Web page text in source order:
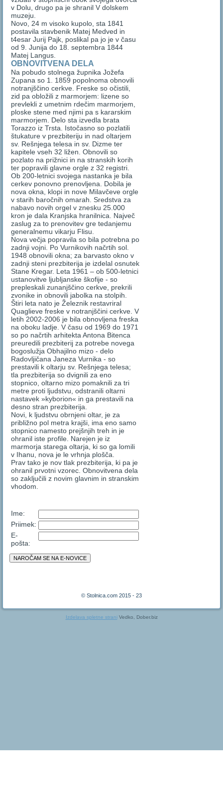
v Dolu, drugo pa je shranil V dolskem
muzeju.
Novo, 24 m visoko kupolo, sta 1841
postavila stavbenik Matej Medved in
t4esar Jurij Pajk, poslikal pa jo je v času
od 9. Junija do 18. septembra 1844
Matej Langus.
OBNOVITVENA DELA
Na pobudo stolnega župnika Jožefa
Zupana so 1. 1859 popolnoma obnovili
notranjščino cerkve. Freske so očistili,
zid pa obložili z marmorjem: lizene so
prevlekli z umetnim rdečim marmorjem,
ploske stene med njimi pa s kararskim
marmorjem. Delo sta izvedla brata
Torazzo iz Trsta. Istočasno so pozlatili
štukature v prezbiteriju in nad oltarjem
sv. Rešnjega telesa in sv. Dizme ter
kapitele vseh 32 ližen. Obnovili so
pozlato na prižnici in na stranskih korih
ter popravili glavne orgle z 32 registri.
Ob 200-letnici svojega nastanka je bila
cerkev ponovno prenovljena. Dobila je
nova okna, klopi in nove Milavčeve orgle
v starih baročnih omarah. Sredstva za
nabavo novih orgel v znesku 25.000
kron je dala Kranjska hranilnica. Največ
zaslug za to prenovitev gre tedanjemu
generalnemu vikarju Flisu.
Nova večja popravila so bila potrebna po
zadnji vojni. Po Vurnikovih načrtih sol.
1948 obnovili okna; za barvasto okno v
zadnji steni prezbiterija je izdelal osnutek
Stane Kregar. Leta 1961 – ob 500-letnici
ustanovitve ljubljanske škofije - so
prepleskali zunanjščino cerkve, prekrili
zvonike in obnovili jabolka na stolpih.
Štiri leta nato je Železnik restavriral
Quaglieve freske v notranjščini cerkve. V
letih 2002-2006 je bila obnovljena freska
na oboku ladje. V času od 1969 do 1971
so po načrtih arhitekta Antona Bitenca
preuredili prezbiterij za potrebe novega
bogoslužja Obhajilno mizo - delo
Radovljičana Janeza Vurnika - so
prestavili k oltarju sv. Rešnjega telesa;
tla prezbiterija so dvignili za eno
stopnico, oltarno mizo pomaknili za tri
metre proti ljudstvu, odstranili oltarni
nastavek »kyborion« in ga prestavili na
desno stran prezbiterija.
Novi, k ljudstvu obrnjeni oltar, je za
približno pol metra krajši, ima eno samo
stopnico namesto prejšnjih treh in je
ohranil iste profile. Narejen je iz
marmorja starega oltarja, ki so ga lomili
v Ihanu, nova je le vrhnja plošča.
Prav tako je nov tlak prezbiterija, ki pa je
ohranil prvotni vzorec. Obnovitvena dela
so zaključili z novim glavnim in stranskim
vhodom.
Ime:
Priimek:
E-
pošta:
© Stolnica.com 2015 - 23
Izdelava spletne straniVedko, Dober.biz